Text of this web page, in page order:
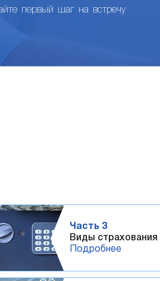
первый шаг на встречу
Часть 3
Виды страхования
Подробнее